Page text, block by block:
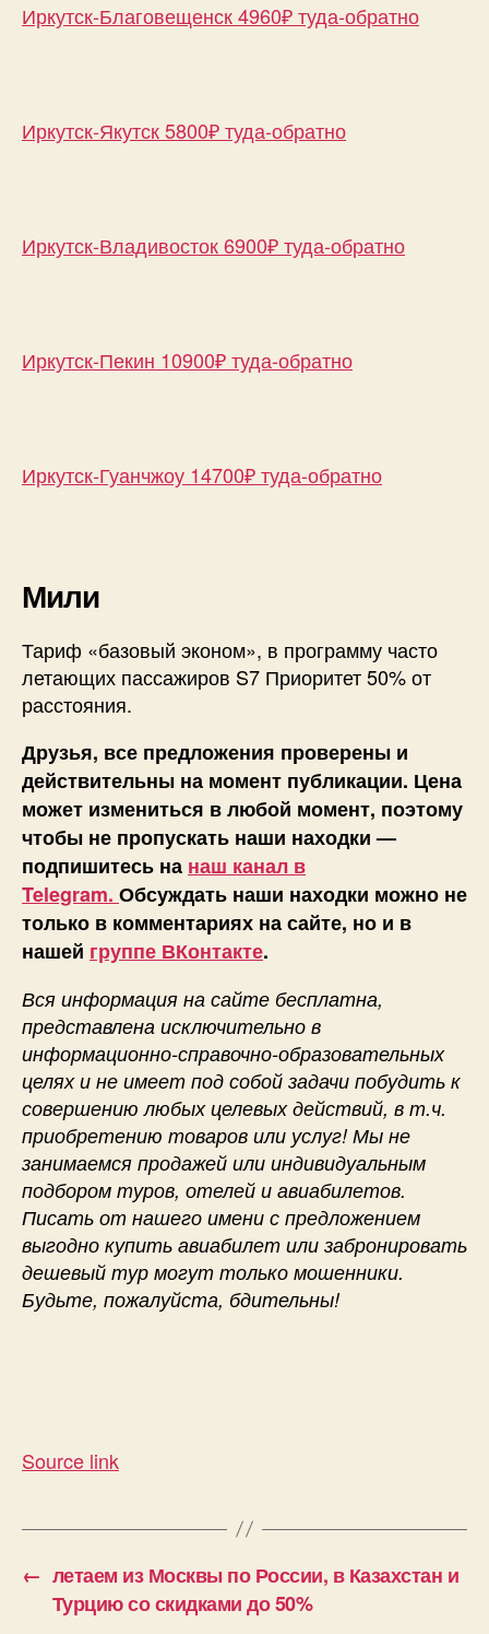
Иркутск-Благовещенск 4960₽ туда-обратно
Иркутск-Якутск 5800₽ туда-обратно
Иркутск-Владивосток 6900₽ туда-обратно
Иркутск-Пекин 10900₽ туда-обратно
Иркутск-Гуанчжоу 14700₽ туда-обратно
Мили
Тариф «базовый эконом», в программу часто
летающих пассажиров S7 Приоритет 50% от
расстояния.
Друзья, все предложения проверены и
действительны на момент публикации. Цена
может измениться в любой момент, поэтому
чтобы не пропускать наши находки —
подпишитесь на наш канал в
Telegram. Обсуждать наши находки можно не
только в комментариях на сайте, но и в
нашей группе ВКонтакте.
Вся информация на сайте бесплатна,
представлена исключительно в
информационно-справочно-образовательных
целях и не имеет под собой задачи побудить к
совершению любых целевых действий, в т.ч.
приобретению товаров или услуг! Мы не
занимаемся продажей или индивидуальным
подбором туров, отелей и авиабилетов.
Писать от нашего имени с предложением
выгодно купить авиабилет или забронировать
дешевый тур могут только мошенники.
Будьте, пожалуйста, бдительны!
Source link
← летаем из Москвы по России, в Казахстан и
Турцию со скидками до 50%